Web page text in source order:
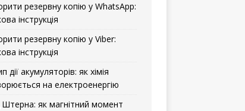
резервну копію у WhatsApp:
інструкція
резервну копію у Viber:
інструкція
дії акумуляторів: як хімія
на електроенергію
Штерна: як магнітний момент